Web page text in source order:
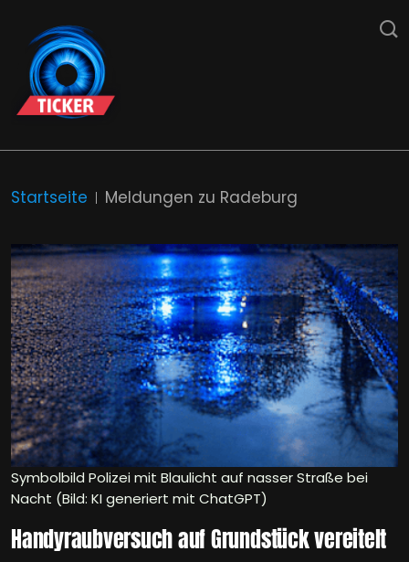
Startseite Meldungen zu Radeburg
Symbolbild Polizei mit Blaulicht auf nasser Straße bei
Nacht (Bild: KI generiert mit ChatGPT)
Handyraubversuch auf Grundstück vereitelt